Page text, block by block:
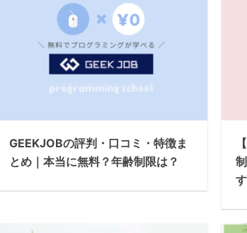
GEEKJOBの評判・口コミ・特徴ま
とめ｜本当に無料？年齢制限は？